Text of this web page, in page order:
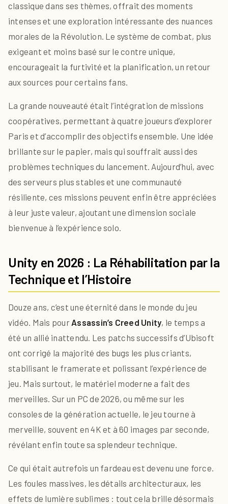
classique dans ses thèmes, offrait des moments
intenses et une exploration intéressante des nuances
morales de la Révolution. Le système de combat, plus
exigeant et moins basé sur le contre unique,
encourageait la furtivité et la planification, un retour
aux sources pour certains fans.
La grande nouveauté était l’intégration de missions
coopératives, permettant à quatre joueurs d’explorer
Paris et d’accomplir des objectifs ensemble. Une idée
brillante sur le papier, mais qui souffrait aussi des
problèmes techniques du lancement. Aujourd’hui, avec
des serveurs plus stables et une communauté
résiliente, ces missions peuvent enfin être appréciées
à leur juste valeur, ajoutant une dimension sociale
bienvenue à l’expérience solo.
Unity en 2026 : La Réhabilitation par la
Technique et l’Histoire
Douze ans, c’est une éternité dans le monde du jeu
vidéo. Mais pour Assassin’s Creed Unity, le temps a
été un allié inattendu. Les patchs successifs d’Ubisoft
ont corrigé la majorité des bugs les plus criants,
stabilisant le framerate et polissant l’expérience de
jeu. Mais surtout, le matériel moderne a fait des
merveilles. Sur un PC de 2026, ou même sur les
consoles de la génération actuelle, le jeu tourne à
merveille, souvent en 4K et à 60 images par seconde,
révélant enfin toute sa splendeur technique.
Ce qui était autrefois un fardeau est devenu une force.
Les foules massives, les détails architecturaux, les
effets de lumière sublimes : tout cela brille désormais